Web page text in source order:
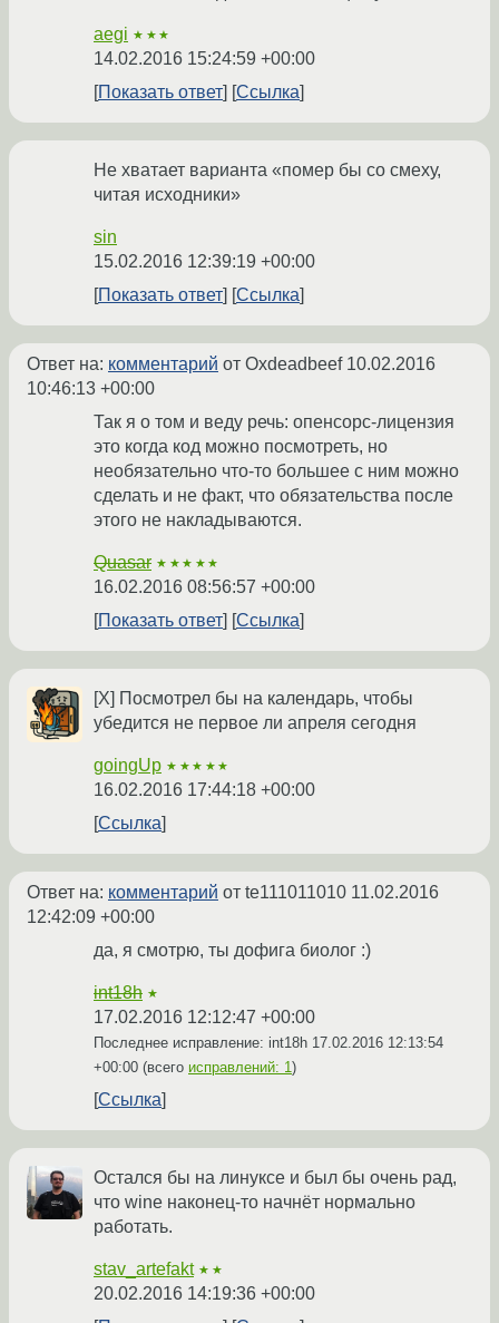
aegi ★★★
14.02.2016 15:24:59 +00:00
Показать ответ
Ссылка
Не хватает варианта «помер бы со смеху,
читая исходники»
sin
15.02.2016 12:39:19 +00:00
Показать ответ
Ссылка
Ответ на: комментарий от Oxdeadbeef 10.02.2016
10:46:13 +00:00
Так я о том и веду речь: опенсорс-лицензия
это когда код можно посмотреть, но
необязательно что-то большее с ним можно
сделать и не факт, что обязательства после
этого не накладываются.
Quasar ★★★★★
16.02.2016 08:56:57 +00:00
Показать ответ
Ссылка
[Х] Посмотрел бы на календарь, чтобы
убедится не первое ли апреля сегодня
goingUp ★★★★★
16.02.2016 17:44:18 +00:00
Ссылка
Ответ на: комментарий от te111011010 11.02.2016
12:42:09 +00:00
да, я смотрю, ты дофига биолог :)
int18h ★
17.02.2016 12:12:47 +00:00
Последнее исправление: int18h 17.02.2016 12:13:54
+00:00 (всего исправлений: 1)
Ссылка
Остался бы на линуксе и был бы очень рад,
что wine наконец-то начнёт нормально
работать.
stav_artefakt ★★
20.02.2016 14:19:36 +00:00